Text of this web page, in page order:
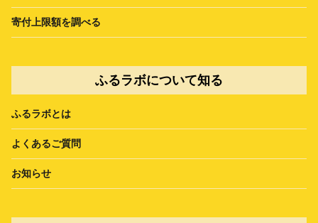
寄付上限額を調べる
ふるラボについて知る
ふるラボとは
よくあるご質問
お知らせ